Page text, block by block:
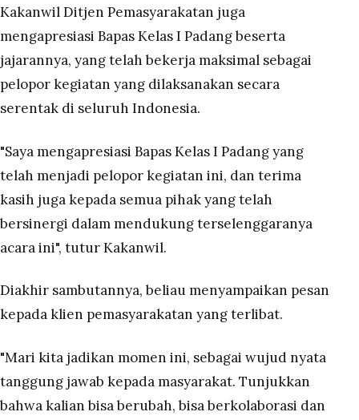
Kakanwil Ditjen Pemasyarakatan juga
mengapresiasi Bapas Kelas I Padang beserta
jajarannya, yang telah bekerja maksimal sebagai
pelopor kegiatan yang dilaksanakan secara
serentak di seluruh Indonesia.
"Saya mengapresiasi Bapas Kelas I Padang yang
telah menjadi pelopor kegiatan ini, dan terima
kasih juga kepada semua pihak yang telah
bersinergi dalam mendukung terselenggaranya
acara ini", tutur Kakanwil.
Diakhir sambutannya, beliau menyampaikan pesan
kepada klien pemasyarakatan yang terlibat.
"Mari kita jadikan momen ini, sebagai wujud nyata
tanggung jawab kepada masyarakat. Tunjukkan
bahwa kalian bisa berubah, bisa berkolaborasi dan